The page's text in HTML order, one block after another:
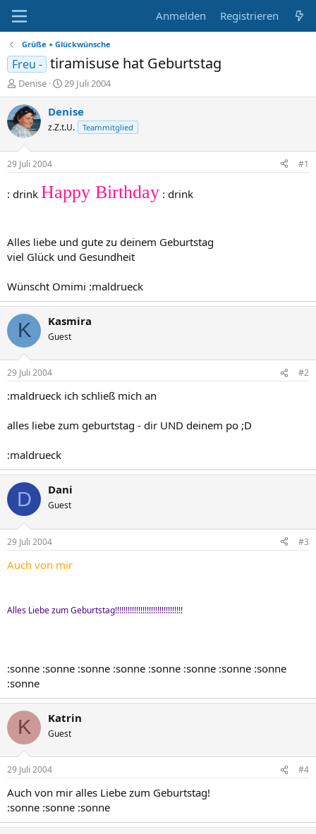
Anmelden Registrieren
Grüße + Glückwünsche
Freu - tiramisuse hat Geburtstag
E
r
s
t
e
e
Denise
E
r
s
e
t
m
29 Juli 2004
Denise
z.Z.t.U. Teammitglied
29 Juli 2004 #1
: drink Happy Birthday : drink
Alles liebe und gute zu deinem Geburtstag
viel Glück und Gesundheit
Wünscht Omimi :maldrueck
K Kasmira
Guest
29 Juli 2004 #2
:maldrueck ich schließ mich an
alles liebe zum geburtstag - dir UND deinem po ;D
:maldrueck
D Dani
Guest
29 Juli 2004 #3
Auch von mir
Alles Liebe zum Geburtstag!!!!!!!!!!!!!!!!!!!!!!!!!!!!!!!!
:sonne :sonne :sonne :sonne :sonne :sonne :sonne :sonne
:sonne
K Katrin
Guest
29 Juli 2004 #4
Auch von mir alles Liebe zum Geburtstag!
:sonne :sonne :sonne